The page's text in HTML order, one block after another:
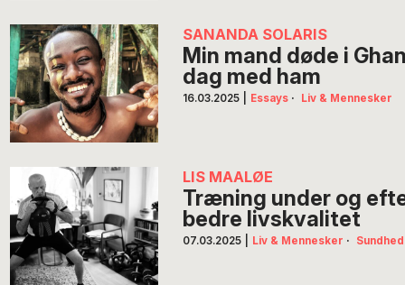
SANANDA SOLARIS
Min mand døde i
dag med ham
16.03.2025 Essays · Liv & Mennesker
LIS MAALØE
Træning under og
bedre livskvalitet
07.03.2025 Liv & Mennesker · Sundhed